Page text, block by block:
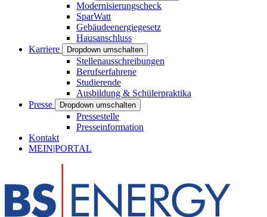
Modernisierungscheck
SparWatt
Gebäudeenergiegesetz
Hausanschluss
Karriere
Dropdown umschalten
Stellenausschreibungen
Berufserfahrene
Studierende
Ausbildung & Schülerpraktika
Presse
Dropdown umschalten
Pressestelle
Presseinformation
Kontakt
MEIN|PORTAL